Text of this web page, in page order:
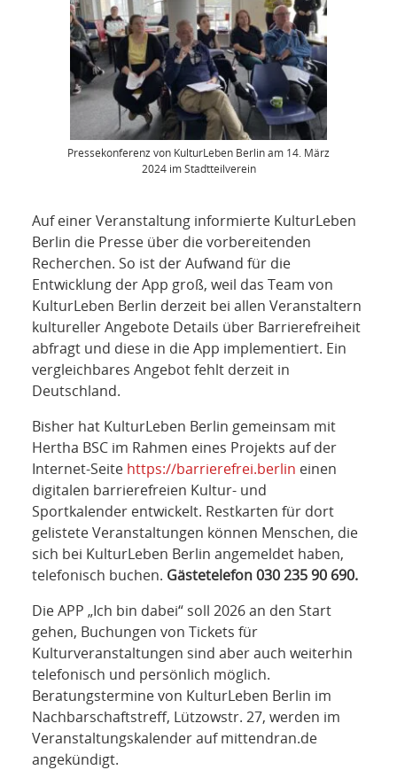
Pressekonferenz von KulturLeben Berlin am 14. März
2024 im Stadtteilverein
Auf einer Veranstaltung informierte KulturLeben
Berlin die Presse über die vorbereitenden
Recherchen. So ist der Aufwand für die
Entwicklung der App groß, weil das Team von
KulturLeben Berlin derzeit bei allen Veranstaltern
kultureller Angebote Details über Barrierefreiheit
abfragt und diese in die App implementiert. Ein
vergleichbares Angebot fehlt derzeit in
Deutschland.
Bisher hat KulturLeben Berlin gemeinsam mit
Hertha BSC im Rahmen eines Projekts auf der
Internet-Seite https://barrierefrei.berlin einen
digitalen barrierefreien Kultur- und
Sportkalender entwickelt. Restkarten für dort
gelistete Veranstaltungen können Menschen, die
sich bei KulturLeben Berlin angemeldet haben,
telefonisch buchen. Gästetelefon 030 235 90 690.
Die APP „Ich bin dabei“ soll 2026 an den Start
gehen, Buchungen von Tickets für
Kulturveranstaltungen sind aber auch weiterhin
telefonisch und persönlich möglich.
Beratungstermine von KulturLeben Berlin im
Nachbarschaftstreff, Lützowstr. 27, werden im
Veranstaltungskalender auf mittendran.de
angekündigt.